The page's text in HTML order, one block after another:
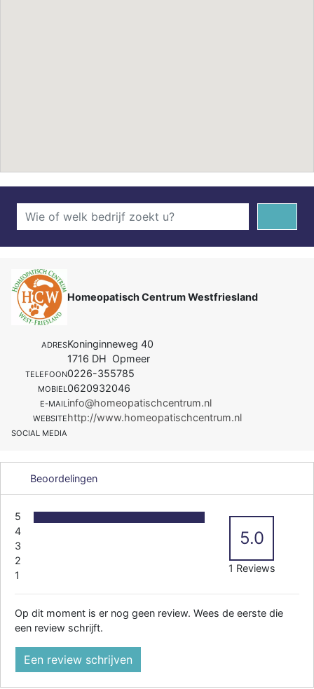
Homeopatisch Centrum Westfriesland
ADRESKoninginneweg 40
1716 DH Opmeer
TELEFOON0226-355785
MOBIEL0620932046
E-MAILinfo@homeopatischcentrum.nl
WEBSITEhttp://www.homeopatischcentrum.nl
SOCIAL MEDIA
Beoordelingen
5
4
3
2
1
5.0
1 Reviews
Op dit moment is er nog geen review. Wees de eerste die
een review schrijft.
Een review schrijven